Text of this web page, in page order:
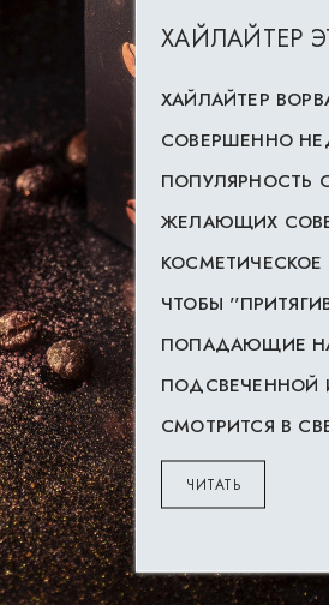
ХАЙЛАЙТЕР
ХАЙЛАЙТЕР
СОВЕРШЕННО
ПОПУЛЯРНОСТЬ
ЖЕЛАЮЩИХ
ЧТОБЫ
ПОПАДАЮЩИЕ
ПОДСВЕЧЕННОЙ
СМОТРИТСЯ В
ЧИТАТЬ